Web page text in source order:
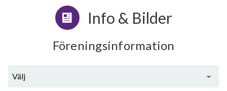
Info & Bilder
Föreningsinformation
Välj